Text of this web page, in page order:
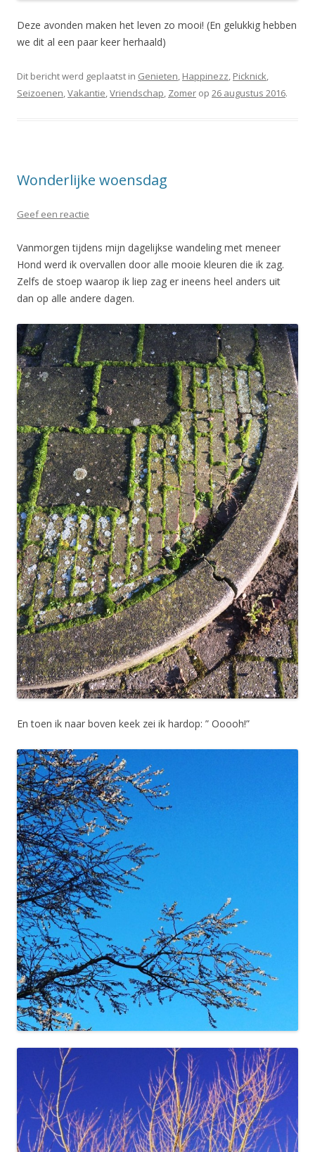
Deze avonden maken het leven zo mooi! (En gelukkig hebben
we dit al een paar keer herhaald)
Dit bericht werd geplaatst in Genieten Happinezz Picknick
Seizoenen Vakantie Vriendschap Zomer op 26 augustus 2016.
Wonderlijke woensdag
Geef een reactie
Vanmorgen tijdens mijn dagelijkse wandeling met meneer
Hond werd ik overvallen door alle mooie kleuren die ik zag.
Zelfs de stoep waarop ik liep zag er ineens heel anders uit
dan op alle andere dagen.
En toen ik naar boven keek zei ik hardop: ” Ooooh!”